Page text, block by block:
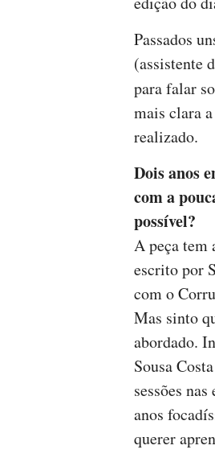
Passados
(assistente
para falar
mais clara
realizado.
Dois anos
com a
possível?
A peça tem
escrito por
com o
Mas sinto
abordado.
Sousa
sessões
anos
querer